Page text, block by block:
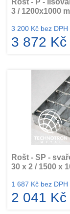
Rošt - P -
3 / 1200x1000
3 200 Kč bez DPH
3 872 Kč
Rošt - SP -
30 x 2 / 1500 x
1 687 Kč bez DPH
2 041 Kč